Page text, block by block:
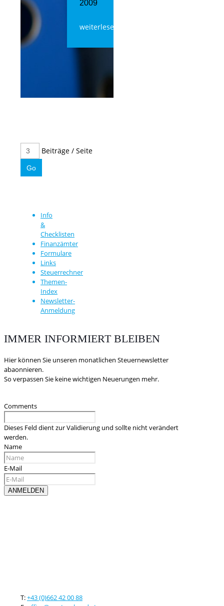
2009
weiterlesen
Beiträge / Seite
Info
&
Checklisten
Finanzämter
Formulare
Links
Steuerrechner
Themen-
Index
Newsletter-
Anmeldung
IMMER INFORMIERT BLEIBEN
Hier können Sie unseren monatlichen Steuernewsletter
abaonnieren.
So verpassen Sie keine wichtigen Neuerungen mehr.
Comments
Dieses Feld dient zur Validierung und sollte nicht verändert
werden.
Name
E-Mail
T:+43 (0)662 42 00 88